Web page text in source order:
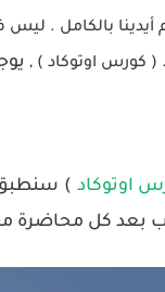
أيدينا بالكامل .
كورس اوتوكاد ) ,
اوتوكاد ) سنطبق
بعد كل محاضرة